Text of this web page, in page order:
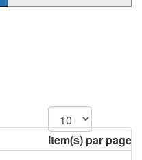
Item(s) par page